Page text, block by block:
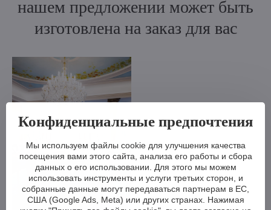
нашем предложении может быть
изготовлена на заказ для вас
Конфиденциальные предпочтения
Мы используем файлы cookie для улучшения качества
посещения вами этого сайта, анализа его работы и сбора
данных о его использовании. Для этого мы можем
использовать инструменты и услуги третьих сторон, и
собранные данные могут передаваться партнерам в ЕС,
США (Google Ads, Meta) или других странах. Нажимая